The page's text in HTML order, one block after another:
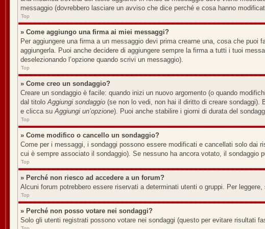
messaggio (dovrebbero lasciare un avviso che dice perché e cosa hanno
Top
» Come aggiungo una firma ai miei messaggi?
Per aggiungere una firma a un messaggio devi prima crearne una, cosa che
aggiungerla. Puoi anche decidere di aggiungere sempre la firma a tutti i tuoi
deselezionando l’opzione quando scrivi un messaggio).
Top
» Come creo un sondaggio?
Creare un sondaggio è facile: quando inizi un nuovo argomento (o quando
dal titoloAggiungi sondaggio (se non lo vedi, non hai il diritto di creare sondaggi).
e clicca suAggiungi un’opzione). Puoi anche stabilire i giorni di durata del
Top
» Come modifico o cancello un sondaggio?
Come per i messaggi, i sondaggi possono essere modificati e cancellati solo dai
cui è sempre associato il sondaggio). Se nessuno ha ancora votato, il sondaggio
Top
» Perché non riesco ad accedere a un forum?
Alcuni forum potrebbero essere riservati a determinati utenti o gruppi. Per
Top
» Perché non posso votare nei sondaggi?
Solo gli utenti registrati possono votare nei sondaggi (questo per evitare risultati